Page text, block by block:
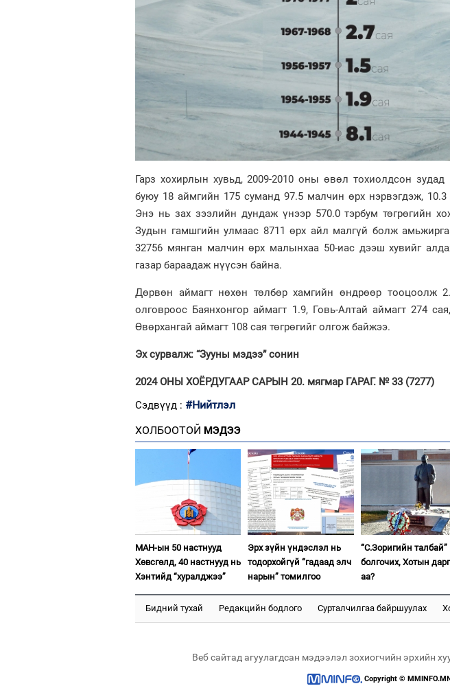
Гарз хохирлын хувьд, 2009-2010 оны өвөл тохиолдсон зудад
буюу 18 аймгийн 175 суманд 97.5 малчин өрх нэрвэгдэж,
Энэ нь зах зээлийн дундаж үнээр 570.0 тэрбум төгрөгийн
Зудын гамшгийн улмаас 8711 өрх айл малгүй болж
32756 мянган малчин өрх малынхаа 50-иас дээш хувийг
газар бараадаж нүүсэн байна.
Дөрвөн аймагт нөхөн төлбөр хамгийн өндрөөр тооцоолж
олговроос Баянхонгор аймагт 1.9, Говь-Алтай аймагт 274
Өвөрхангай аймагт 108 сая төгрөгийг олгож байжээ.
Эх сурвалж: “Зууны мэдээ” сонин
2024 ОНЫ ХОЁРДУГААР САРЫН 20. мягмар ГАРАГ. № 33 (7277)
Сэдвүүд : #Нийтлэл
ХОЛБООТОЙ МЭДЭЭ
МАН-ын 50 настнууд
Хөвсгөлд, 40 настнууд нь
Хэнтийд “хуралджээ”
Эрх зүйн үндэслэл нь
тодорхойгүй “гадаад элч
нарын” томилгоо
“С.Зоригийн талбай”
болгочих, Хотын
аа?
Бидний тухай Редакцийн бодлого Сурталчилгаа байршуулах
Веб сайтад агуулагдсан мэдээлэл зохиогчийн эрхийн
Copyright ©